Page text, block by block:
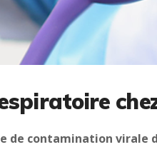
contamination virale